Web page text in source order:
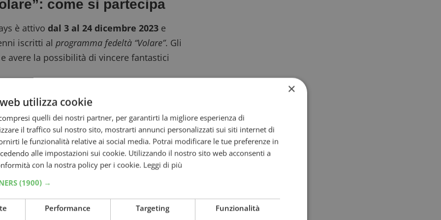
come si partecipa
è attivo dal 3 al 24 dicembre 2023 e
iscritti alprogramma fedeltà “Volare”. Gli
e avere la possibilità di vincere fantastici
che non trovi sul sito
al concorso durante il periodo
di visualizzare tutti i premi in palio.
premio al giorno tra quelli disponibili.
tra cui Gift Card ITA del valore di €50,
×
utilizza cookie
quelli dei nostri partner, per garantirti la migliore esperienza di
il traffico sul nostro sito, mostrarti annunci personalizzati sui siti internet di
le funzionalità relative ai social media. Potrai modificare le tue preferenze in
alle impostazioni sui cookie. Utilizzando il nostro sito web acconsenti a
con la nostra policy per i cookie. Leggi di più
(1900) →
Performance Targeting Funzionalità